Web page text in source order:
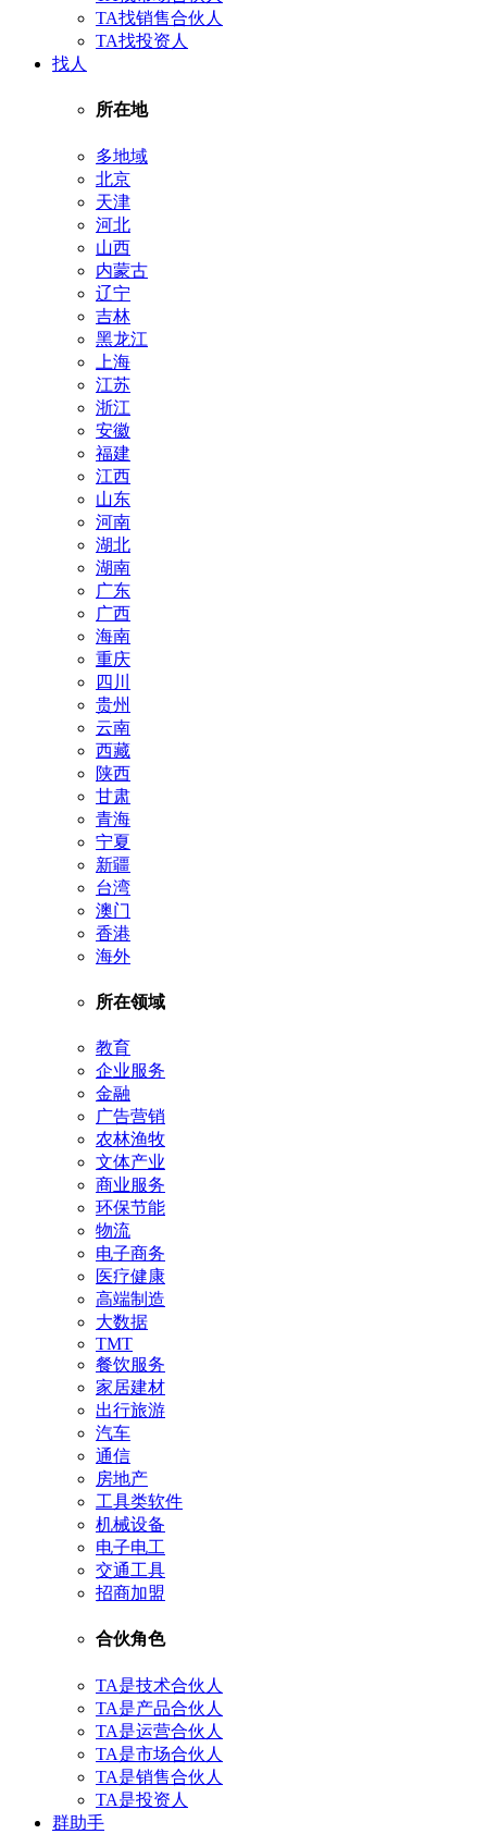
TA找销售合伙人
TA找投资人
找人
所在地
多地域
北京
天津
河北
山西
内蒙古
辽宁
吉林
黑龙江
上海
江苏
浙江
安徽
福建
江西
山东
河南
湖北
湖南
广东
广西
海南
重庆
四川
贵州
云南
西藏
陕西
甘肃
青海
宁夏
新疆
台湾
澳门
香港
海外
所在领域
教育
企业服务
金融
广告营销
农林渔牧
文体产业
商业服务
环保节能
物流
电子商务
医疗健康
高端制造
大数据
TMT
餐饮服务
家居建材
出行旅游
汽车
通信
房地产
工具类软件
机械设备
电子电工
交通工具
招商加盟
合伙角色
TA是技术合伙人
TA是产品合伙人
TA是运营合伙人
TA是市场合伙人
TA是销售合伙人
TA是投资人
群助手